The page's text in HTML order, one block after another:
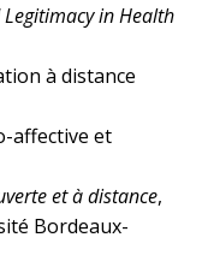
in Health
à distance
affective et
et à distance,
Bordeaux-